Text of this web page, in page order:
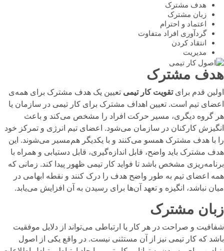
هدف مشترک
زبان مشترک
اعتماد و احترام
گردآوری افراد متفاوت
انتقاد کردن
مدیریت
هدف مشترک
اولین قدم برای تقویت کار تیمی تعیین یک هدف مشترک برای همه‌ی
اعضای تیم است. تعیین اهداف مشترک برای کار تیمی در سازمان یا
هر گروه دیگری، مسیر حرکت افراد را مشخص می‌کند و باعث
انگیزش کارکنان در سازمان می‌شود. اعضای تیم انرژی و تمرکز خود
را با هدف مشترک همسو می‌کنند و با یکدیگر هم‌مسیر می‌شوند. این
هدف مشترک باید واضح، قابل اندازه‌گیری، قابل دستیابی و همراه با
برنامه‌ریزی مشخص باشد تا فواید کار تیمی ظهور پیدا کند. زمانی که
همه اعضای تیم به طور واضح هدف را درک کنند و نقطه ابهامی در
میان نباشد، انگیزه و تعهد آن‌ها برای رسیدن به آن افزایش می‌یابد.
زبان مشترک
شفافیت و صراحت در هر کار یا ارتباطی می‌تواند از دلایل موفقیت
باشد که کار تیمی نیز از آن مستثنی نیست. در واقع یکی از اصول